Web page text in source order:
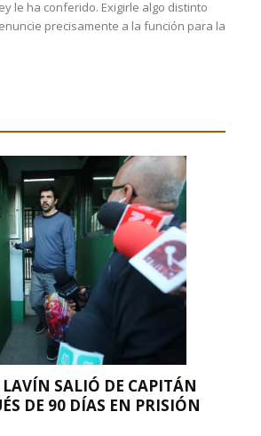
le ha conferido. Exigirle algo distinto
precisamente a la función para la
SALIÓ DE CAPITÁN
DE 90 DÍAS EN PRISIÓN